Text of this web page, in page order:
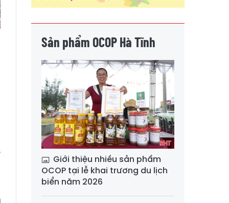
Sản phẩm OCOP Hà Tĩnh
Giới thiệu nhiều sản phẩm
OCOP tại lễ khai trương du lịch
biển năm 2026